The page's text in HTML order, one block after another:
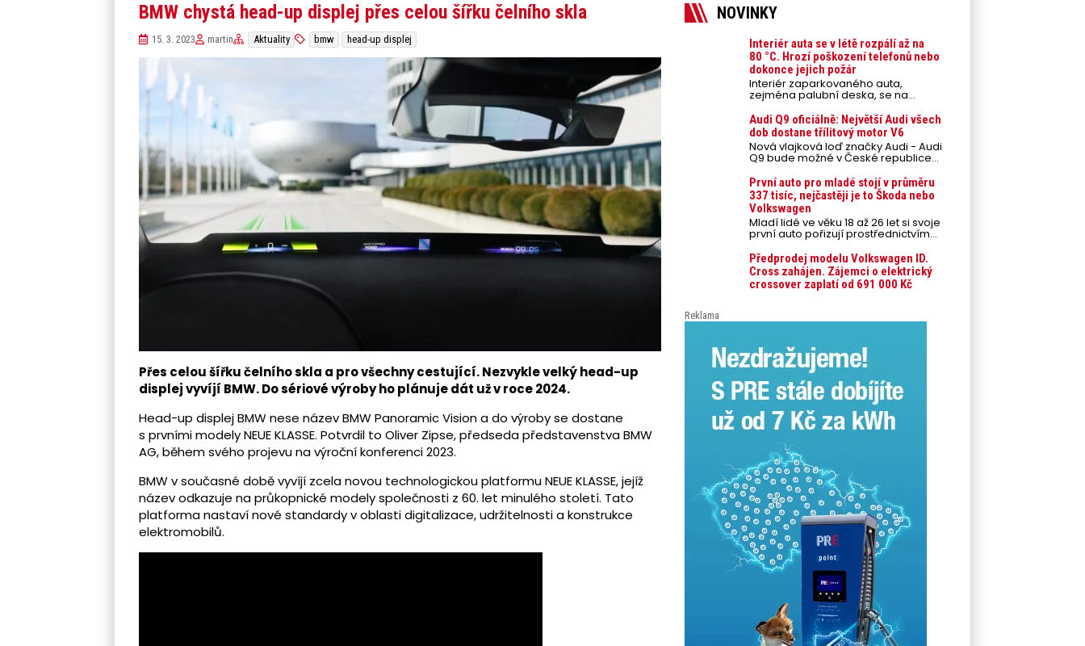
BMW chystá head-up displej přes celou šířku čelního skla
15. 3. 2023 martin Aktuality bmw head-up displej
Přes celou šířku čelního skla a pro všechny cestující. Nezvykle velký head-up
displej vyvíjí BMW. Do sériové výroby ho plánuje dát už v roce 2024.
Head-up displej BMW nese název BMW Panoramic Vision a do výroby se dostane
s prvními modely NEUE KLASSE. Potvrdil to Oliver Zipse, předseda představenstva BMW
AG, během svého projevu na výroční konferenci 2023.
BMW v současné době vyvíjí zcela novou technologickou platformu NEUE KLASSE, jejíž
název odkazuje na průkopnické modely společnosti z 60. let minulého století. Tato
platforma nastaví nové standardy v oblasti digitalizace, udržitelnosti a konstrukce
elektromobilů.
NOVINKY
Interiér auta se v létě rozpálí až na
80 °C. Hrozí poškození telefonů nebo
dokonce jejich požár
Interiér zaparkovaného auta,
zejména palubní deska, se na
přímém slunci může během letních
veder rozpálit až na 80 °C. Takové
teploty představují nebezpečí pro
odložené mobilní telefony,
powerbanky nebo notebooky. Můžou
urychlit stárnutí baterií, poškodit
případech i zvýšit riziko požáru.
Audi Q9 oficiálně: Největší Audi všech
dob dostane třílitový motor V6
Nová vlajková loď značky Audi - Audi
Q9 bude možné v České republice
objednávat od prvního srpnového
týdne 2026, kde budou oznámeny
také české ceny.
První auto pro mladé stojí v průměru
337 tisíc, nejčastěji je to Škoda nebo
Volkswagen
Mladí lidé ve věku 18 až 26 let si svoje
první auto pořizují prostřednictvím
úvěrového financování jako ojeté. Je
to tak u 93,3 % lidí, jen 6,7 % si pořídí
nové auto. Průměrná pořizovací
cena vozu dosahuje 337 tisíc korun a
průměrná financovaná částka
posledních 10 let (2016–2026).
Předprodej modelu Volkswagen ID.
Cross zahájen. Zájemci o elektrický
crossover zaplatí od 691 000 Kč
Reklama